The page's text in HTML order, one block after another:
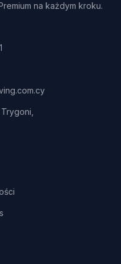
na każdym kroku.